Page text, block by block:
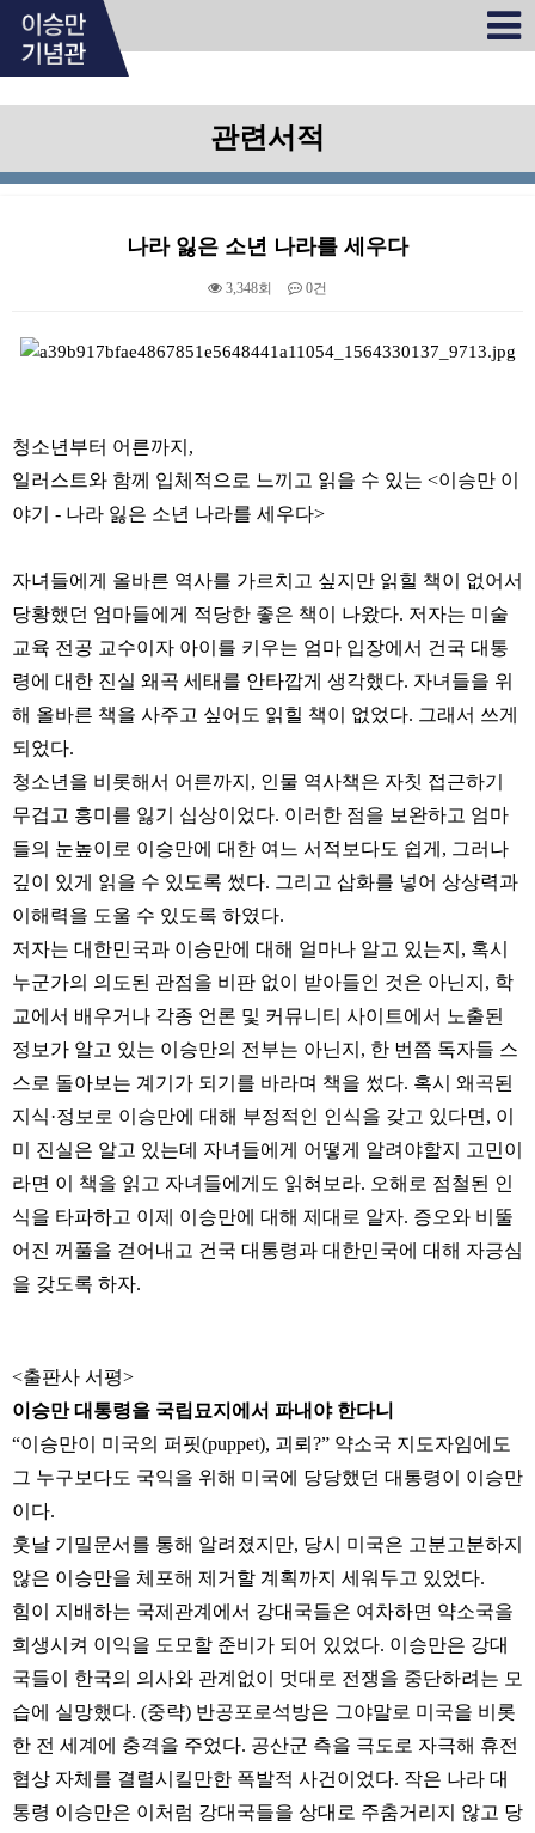
관련서적
나라 잃은 소년 나라를 세우다
3,348회 0건
본문
청소년부터 어른까지,
일러스트와 함께 입체적으로 느끼고 읽을 수 있는 <이승만 이
야기 - 나라 잃은 소년 나라를 세우다>
자녀들에게 올바른 역사를 가르치고 싶지만 읽힐 책이 없어서
당황했던 엄마들에게 적당한 좋은 책이 나왔다. 저자는 미술
교육 전공 교수이자 아이를 키우는 엄마 입장에서 건국 대통
령에 대한 진실 왜곡 세태를 안타깝게 생각했다. 자녀들을 위
해 올바른 책을 사주고 싶어도 읽힐 책이 없었다. 그래서 쓰게
되었다.
청소년을 비롯해서 어른까지, 인물 역사책은 자칫 접근하기
무겁고 흥미를 잃기 십상이었다. 이러한 점을 보완하고 엄마
들의 눈높이로 이승만에 대한 여느 서적보다도 쉽게, 그러나
깊이 있게 읽을 수 있도록 썼다. 그리고 삽화를 넣어 상상력과
이해력을 도울 수 있도록 하였다.
저자는 대한민국과 이승만에 대해 얼마나 알고 있는지, 혹시
누군가의 의도된 관점을 비판 없이 받아들인 것은 아닌지, 학
교에서 배우거나 각종 언론 및 커뮤니티 사이트에서 노출된
정보가 알고 있는 이승만의 전부는 아닌지, 한 번쯤 독자들 스
스로 돌아보는 계기가 되기를 바라며 책을 썼다. 혹시 왜곡된
지식·정보로 이승만에 대해 부정적인 인식을 갖고 있다면, 이
미 진실은 알고 있는데 자녀들에게 어떻게 알려야할지 고민이
라면 이 책을 읽고 자녀들에게도 읽혀보라. 오해로 점철된 인
식을 타파하고 이제 이승만에 대해 제대로 알자. 증오와 비뚤
어진 꺼풀을 걷어내고 건국 대통령과 대한민국에 대해 자긍심
을 갖도록 하자.
<출판사 서평>
이승만 대통령을 국립묘지에서 파내야 한다니
“이승만이 미국의 퍼핏(puppet), 괴뢰?” 약소국 지도자임에도
그 누구보다도 국익을 위해 미국에 당당했던 대통령이 이승만
이다.
훗날 기밀문서를 통해 알려졌지만, 당시 미국은 고분고분하지
않은 이승만을 체포해 제거할 계획까지 세워두고 있었다.
힘이 지배하는 국제관계에서 강대국들은 여차하면 약소국을
희생시켜 이익을 도모할 준비가 되어 있었다. 이승만은 강대
국들이 한국의 의사와 관계없이 멋대로 전쟁을 중단하려는 모
습에 실망했다. (중략) 반공포로석방은 그야말로 미국을 비롯
한 전 세계에 충격을 주었다. 공산군 측을 극도로 자극해 휴전
협상 자체를 결렬시킬만한 폭발적 사건이었다. 작은 나라 대
통령 이승만은 이처럼 강대국들을 상대로 주춤거리지 않고 당